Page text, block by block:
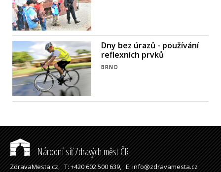
Dny bez úrazů - používání
reflexních prvků
BRNO
Národní síť Zdravých měst ČR
ZdravaMesta.cz,T: +420 602 500 639,E: info@zdravamesta.cz